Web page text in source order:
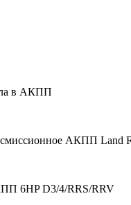
в АКПП
АКПП Land
6HP D3/4/RRS/RRV